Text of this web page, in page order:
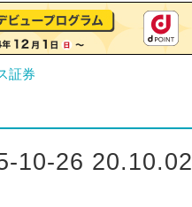
証券
10-26 20.10.02